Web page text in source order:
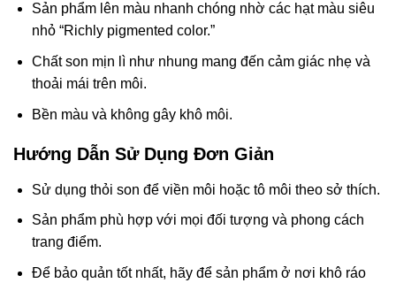
Sản phẩm lên màu nhanh chóng nhờ các hạt màu siêu
nhỏ “Richly pigmented color.”
Chất son mịn lì như nhung mang đến cảm giác nhẹ và
thoải mái trên môi.
Bền màu và không gây khô môi.
Hướng Dẫn Sử Dụng Đơn Giản
Sử dụng thỏi son để viền môi hoặc tô môi theo sở thích.
Sản phẩm phù hợp với mọi đối tượng và phong cách
trang điểm.
Để bảo quản tốt nhất, hãy để sản phẩm ở nơi khô ráo